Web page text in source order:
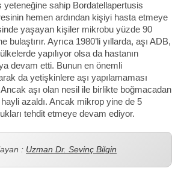
yeteneğine sahip Bordatellapertusis
hemen ardından kişiyi hasta etmeye
yaşayan kişiler mikrobu yüzde 90
bulaştırır. Ayrıca 1980’li yıllarda, aşı ADB,
yapılıyor olsa da hastanın
devam etti. Bunun en önemli
da yetişkinlere aşı yapılamaması
aşı olan nesil ile birlikte boğmacadan
azaldı. Ancak mikrop yine de 5
tehdit etmeye devam ediyor.
: Uzman Dr. Sevinç Bilgin